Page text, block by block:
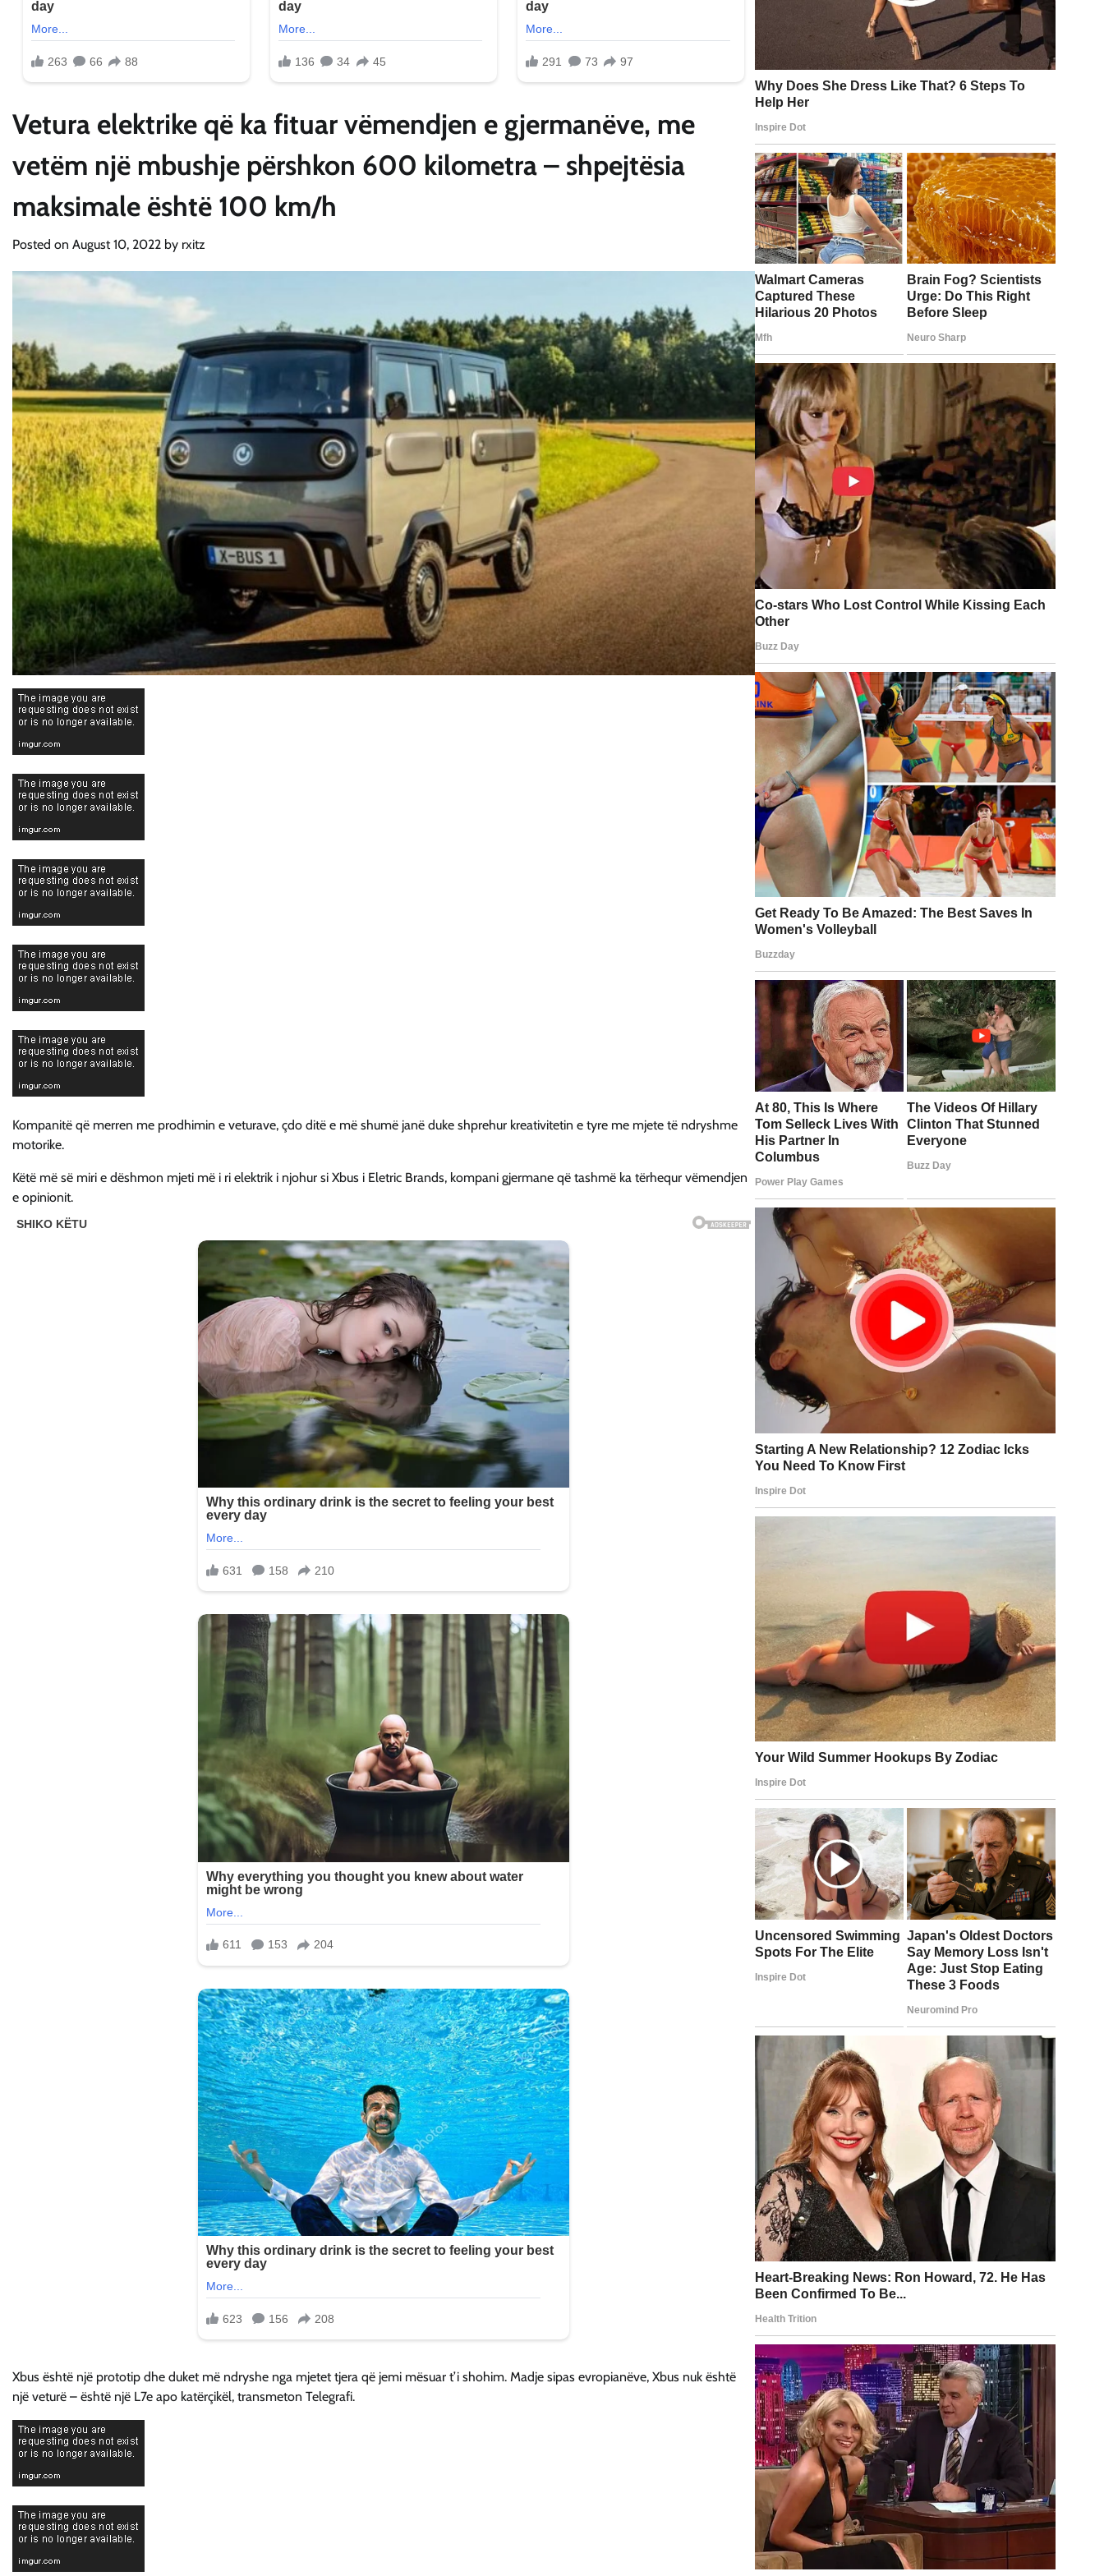
Vetura elektrike që ka fituar vëmendjen e gjermanëve, me
vetëm një mbushje përshkon 600 kilometra – shpejtësia
maksimale është 100 km/h
Posted on August 10, 2022 by rxitz
Kompanitë që merren me prodhimin e veturave, çdo ditë e më shumë janë duke shprehur kreativitetin e tyre me mjete të ndryshme
motorike.
Këtë më së miri e dëshmon mjeti më i ri elektrik i njohur si Xbus i Eletric Brands, kompani gjermane që tashmë ka tërhequr vëmendjen
e opinionit.
Xbus është një prototip dhe duket më ndryshe nga mjetet tjera që jemi mësuar t’i shohim. Madje sipas evropianëve, Xbus nuk është
një veturë – është një L7e apo katërçikël, transmeton Telegrafi.